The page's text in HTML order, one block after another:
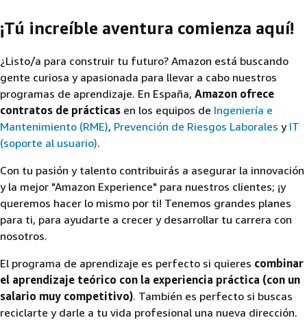
¡Tú increíble aventura comienza aquí!
¿Listo/a para construir tu futuro? Amazon está buscando
gente curiosa y apasionada para llevar a cabo nuestros
programas de aprendizaje. En España, Amazon ofrece
contratos de prácticas en los equipos de Ingeniería e
Mantenimiento (RME), Prevención de Riesgos Laborales y IT
(soporte al usuario).
Con tu pasión y talento contribuirás a asegurar la innovación
y la mejor "Amazon Experience" para nuestros clientes; ¡y
queremos hacer lo mismo por ti! Tenemos grandes planes
para ti, para ayudarte a crecer y desarrollar tu carrera con
nosotros.
El programa de aprendizaje es perfecto si quieres combinar
el aprendizaje teórico con la experiencia práctica (con un
salario muy competitivo). También es perfecto si buscas
reciclarte y darle a tu vida profesional una nueva dirección.